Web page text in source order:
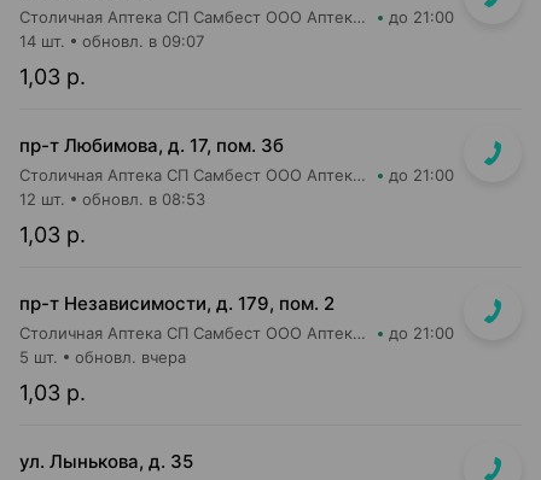
Столичная Аптека СП Самбест ООО Аптека №16 до 21:00
1,03 р.
14 шт. обновл. в 09:07
пр-т Любимова, д. 17, пом. 3б
Столичная Аптека СП Самбест ООО Аптека №6 до 21:00
1,03 р.
12 шт. обновл. в 08:53
пр-т Независимости, д. 179, пом. 2
Столичная Аптека СП Самбест ООО Аптека №27 до 21:00
1,03 р.
5 шт. обновл. вчера
ул. Лынькова, д. 35